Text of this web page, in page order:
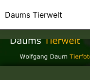
Daums Tierwelt